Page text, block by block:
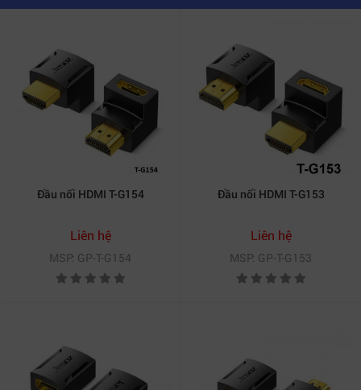
Đầu nối HDMI T-G154
Liên hệ
MSP: GP-T-G154
Đầu nối HDMI T-G153
Liên hệ
MSP: GP-T-G153